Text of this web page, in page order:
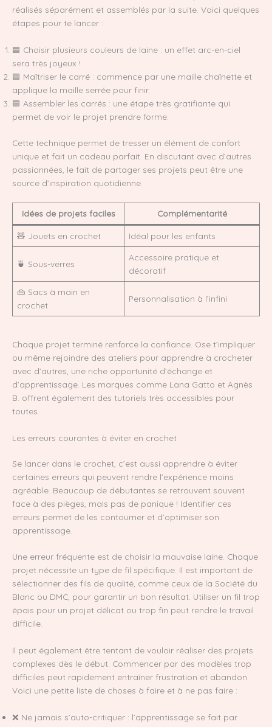
réalisés séparément et assemblés par la suite. Voici quelques
étapes pour te lancer :
🟦 Choisir plusieurs couleurs de laine : un effet arc-en-ciel
sera très joyeux !
🟦 Maîtriser le carré : commence par une maille chaînette et
applique la maille serrée pour finir.
🟦 Assembler les carrés : une étape très gratifiante qui
permet de voir le projet prendre forme.
Cette technique permet de tresser un élément de confort
unique et fait un cadeau parfait. En discutant avec d’autres
passionnées, le fait de partager ses projets peut être une
source d’inspiration quotidienne.
Idées de projets faciles Complémentarité
🧸 Jouets en crochet Idéal pour les enfants
🍵 Sous-verres
Accessoire pratique et
décoratif
👜 Sacs à main en
crochet
Personnalisation à l’infini
Chaque projet terminé renforce la confiance. Ose t’impliquer
ou même rejoindre des ateliers pour apprendre à crocheter
avec d’autres, une riche opportunité d’échange et
d’apprentissage. Les marques comme Lana Gatto et Agnès
B. offrent également des tutoriels très accessibles pour
toutes.
Les erreurs courantes à éviter en crochet
Se lancer dans le crochet, c’est aussi apprendre à éviter
certaines erreurs qui peuvent rendre l’expérience moins
agréable. Beaucoup de débutantes se retrouvent souvent
face à des pièges, mais pas de panique ! Identifier ces
erreurs permet de les contourner et d’optimiser son
apprentissage.
Une erreur fréquente est de choisir la mauvaise laine. Chaque
projet nécessite un type de fil spécifique. Il est important de
sélectionner des fils de qualité, comme ceux de la Société du
Blanc ou DMC, pour garantir un bon résultat. Utiliser un fil trop
épais pour un projet délicat ou trop fin peut rendre le travail
difficile.
Il peut également être tentant de vouloir réaliser des projets
complexes dès le début. Commencer par des modèles trop
difficiles peut rapidement entraîner frustration et abandon.
Voici une petite liste de choses à faire et à ne pas faire :
❌ Ne jamais s’auto-critiquer : l’apprentissage se fait par